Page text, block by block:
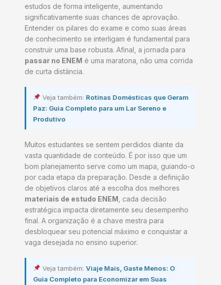
estudos de forma inteligente, aumentando
significativamente suas chances de aprovação.
Entender os pilares do exame e como suas áreas
de conhecimento se interligam é fundamental para
construir uma base robusta. Afinal, a jornada para
passar no ENEM é uma maratona, não uma corrida
de curta distância.
Veja também: Rotinas Domésticas que Geram
Paz: Guia Completo para um Lar Sereno e
Produtivo
Muitos estudantes se sentem perdidos diante da
vasta quantidade de conteúdo. É por isso que um
bom planejamento serve como um mapa, guiando-o
por cada etapa da preparação. Desde a definição
de objetivos claros até a escolha dos melhores
materiais de estudo ENEM , cada decisão
estratégica impacta diretamente seu desempenho
final. A organização é a chave mestra para
desbloquear seu potencial máximo e conquistar a
vaga desejada no ensino superior.
Veja também:Viaje Mais, Gaste Menos: O
Guia Completo para Economizar em Suas